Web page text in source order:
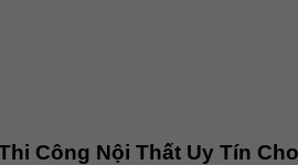
Công Nội Thất Uy Tín